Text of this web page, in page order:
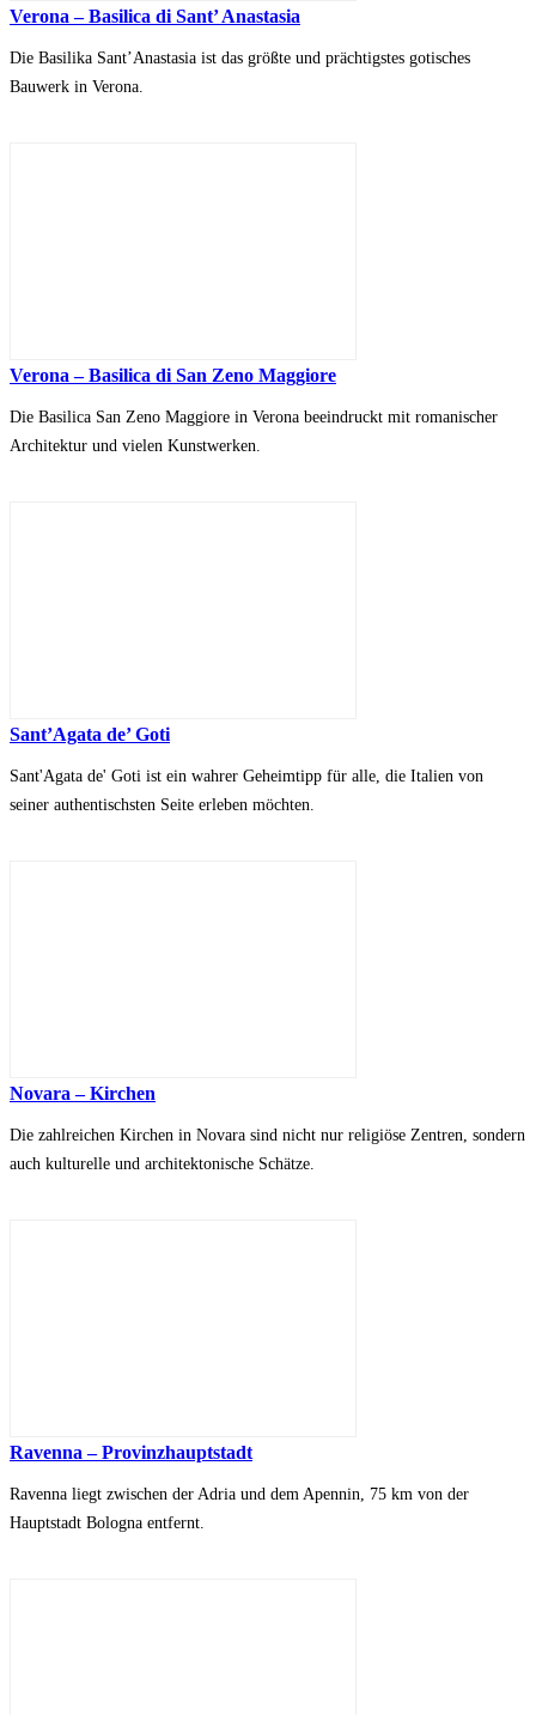
Verona – Basilica di Sant’ Anastasia
Die Basilika Sant’Anastasia ist das größte und prächtigstes gotisches
Bauwerk in Verona.
Verona – Basilica di San Zeno Maggiore
Die Basilica San Zeno Maggiore in Verona beeindruckt mit romanischer
Architektur und vielen Kunstwerken.
Sant’Agata de’ Goti
Sant'Agata de' Goti ist ein wahrer Geheimtipp für alle, die Italien von
seiner authentischsten Seite erleben möchten.
Novara – Kirchen
Die zahlreichen Kirchen in Novara sind nicht nur religiöse Zentren, sondern
auch kulturelle und architektonische Schätze.
Ravenna – Provinzhauptstadt
Ravenna liegt zwischen der Adria und dem Apennin, 75 km von der
Hauptstadt Bologna entfernt.